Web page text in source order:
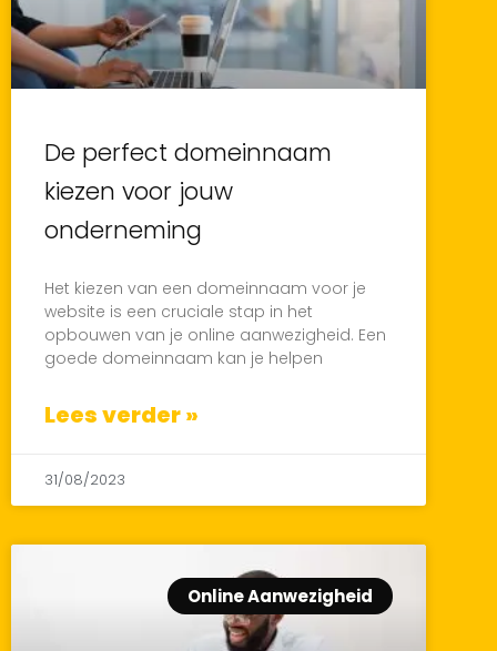
De perfect domeinnaam
kiezen voor jouw
onderneming
Het kiezen van een domeinnaam voor je
website is een cruciale stap in het
opbouwen van je online aanwezigheid. Een
goede domeinnaam kan je helpen
Lees verder »
31/08/2023
Online Aanwezigheid